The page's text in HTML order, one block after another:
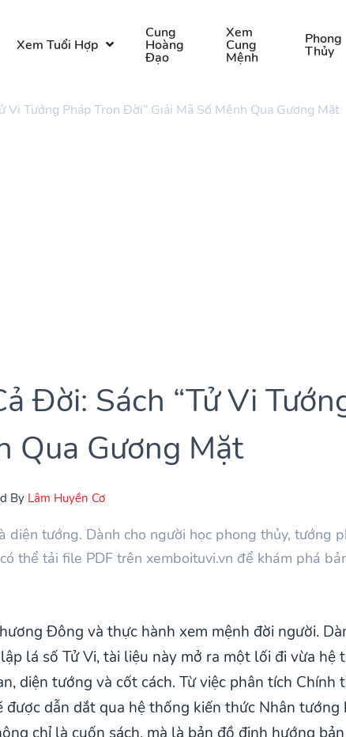
Xem Tuổi Hợp
Cung
Hoàng
Đạo
Xem
Cung
Mệnh
Phong
Thủy
Vi Tướng Pháp Trọn Đời” Giải Mã Số Mệnh Qua Gương Mặt
Đời: Sách “Tử Vi
Qua Gương Mặt
By Lâm Huyền Cơ
tướng. Dành cho người học phong thủy, tướng
thể tải file PDF trên xemboituvi.vn để khám phá
Đông và thực hành xem mệnh đời người.
lá số Tử Vi, tài liệu này mở ra một lối đi vừa hệ
diện tướng và cốt cách. Từ việc phân tích Chính
được dẫn dắt qua hệ thống kiến thức Nhân tướng
chỉ là cuốn sách, mà là bản đồ định hướng bản